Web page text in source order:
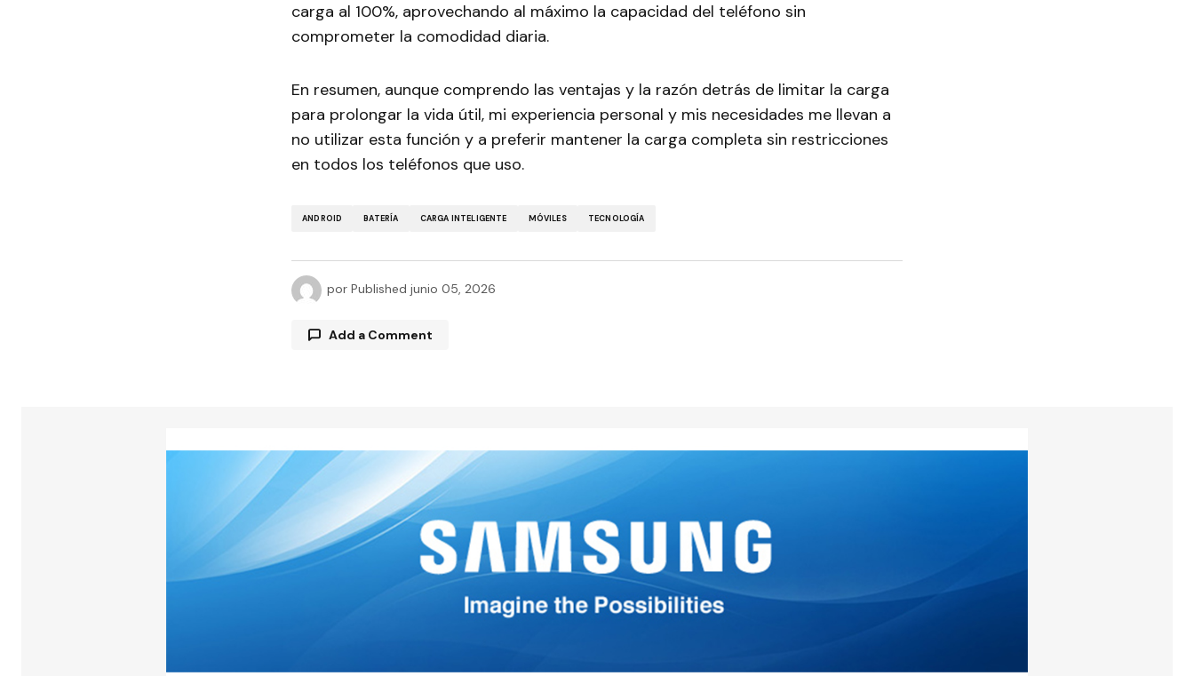
carga al 100%, aprovechando al máximo la capacidad del teléfono sin
comprometer la comodidad diaria.
En resumen, aunque comprendo las ventajas y la razón detrás de limitar la carga
para prolongar la vida útil, mi experiencia personal y mis necesidades me llevan a
no utilizar esta función y a preferir mantener la carga completa sin restricciones
en todos los teléfonos que uso.
ANDROID BATERÍA CARGA INTELIGENTE MÓVILES TECNOLOGÍA
por Published junio 05, 2026
Add a Comment
*
Your E-mail*
próxima vez que comente.